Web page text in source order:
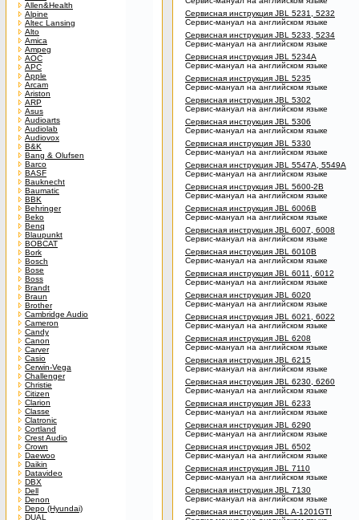
Allen&Health
Alpine
Altec Lansing
Alto
Amica
Ampeg
AOC
APC
Apple
Arcam
Ariston
ARP
Asus
Audioarts
Audiolab
Audiovox
B&K
Bang & Olufsen
Barco
BASF
Bauknecht
Baumatic
BBK
Behringer
Beko
Benq
Blaupunkt
BOBCAT
Bork
Bosch
Bose
Boss
Brandt
Braun
Brother
Cambridge Audio
Cameron
Candy
Canon
Carver
Casio
Cerwin-Vega
Challenger
Christie
Citizen
Clarion
Classe
Clatronic
Cortland
Crest Audio
Crown
Daewoo
Daikin
Datavideo
DBX
Dell
Denon
Depo (Hyundai)
DUAL
Сервисная инструкция JBL 5231, 5232
Сервис-мануал на английском языке
Сервисная инструкция JBL 5233, 5234
Сервис-мануал на английском языке
Сервисная инструкция JBL 5234A
Сервис-мануал на английском языке
Сервисная инструкция JBL 5235
Сервис-мануал на английском языке
Сервисная инструкция JBL 5302
Сервис-мануал на английском языке
Сервисная инструкция JBL 5306
Сервис-мануал на английском языке
Сервисная инструкция JBL 5330
Сервис-мануал на английском языке
Сервисная инструкция JBL 5547A, 5549A
Сервис-мануал на английском языке
Сервисная инструкция JBL 5600-2B
Сервис-мануал на английском языке
Сервисная инструкция JBL 6006B
Сервис-мануал на английском языке
Сервисная инструкция JBL 6007, 6008
Сервис-мануал на английском языке
Сервисная инструкция JBL 6010B
Сервис-мануал на английском языке
Сервисная инструкция JBL 6011, 6012
Сервис-мануал на английском языке
Сервисная инструкция JBL 6020
Сервис-мануал на английском языке
Сервисная инструкция JBL 6021, 6022
Сервис-мануал на английском языке
Сервисная инструкция JBL 6208
Сервис-мануал на английском языке
Сервисная инструкция JBL 6215
Сервис-мануал на английском языке
Сервисная инструкция JBL 6230, 6260
Сервис-мануал на английском языке
Сервисная инструкция JBL 6233
Сервис-мануал на английском языке
Сервисная инструкция JBL 6290
Сервис-мануал на английском языке
Сервисная инструкция JBL 6502
Сервис-мануал на английском языке
Сервисная инструкция JBL 7110
Сервис-мануал на английском языке
Сервисная инструкция JBL 7130
Сервис-мануал на английском языке
Сервисная инструкция JBL A-1201GTI